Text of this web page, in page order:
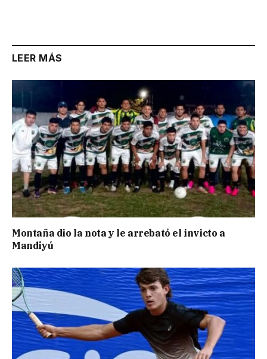
LEER MÁS
Montaña dio la nota y le arrebató el invicto a
Mandiyú